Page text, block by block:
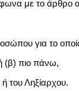
με το άρθρο
για το
(β) πιο πάνω,
του Ληξίαρχου.